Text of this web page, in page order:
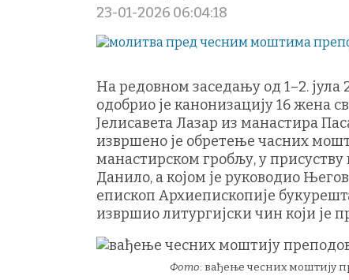
23-01-2026 06:04:18
На редовном заседању од 1–2.
одобрио је канонизацију 16 жена
Јелисавета Лазар из манастира
извршено је обретење часних
манастирском гробљу, у присуству
Данило, а којом је руководио
епископ Архиепископије
извршио литургијски чин који је
Фото: вађење чесних моштију